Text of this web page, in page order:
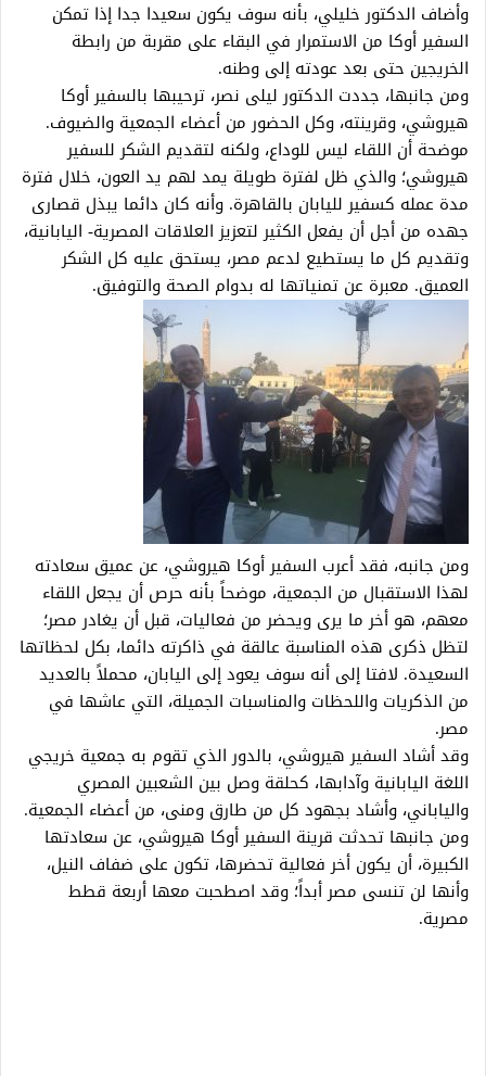
وأضاف الدكتور خليلي، بأنه سوف يكون سعيدا جدا إذا تمكن
السفير أوكا من الاستمرار في البقاء على مقربة من رابطة
الخريجين حتى بعد عودته إلى وطنه.
ومن جانبها، جددت الدكتور ليلى نصر، ترحيبها بالسفير أوكا
هيروشي، وقرينته، وكل الحضور من أعضاء الجمعية والضيوف.
موضحة أن اللقاء ليس للوداع، ولكنه لتقديم الشكر للسفير
هيروشي؛ والذي ظل لفترة طويلة يمد لهم يد العون، خلال فترة
مدة عمله كسفير لليابان بالقاهرة. وأنه كان دائما يبذل قصارى
جهده من أجل أن يفعل الكثير لتعزيز العلاقات المصرية- اليابانية،
وتقديم كل ما يستطيع لدعم مصر، يستحق عليه كل الشكر
العميق. معبرة عن تمنياتها له بدوام الصحة والتوفيق.
ومن جانبه، فقد أعرب السفير أوكا هيروشي، عن عميق سعادته
لهذا الاستقبال من الجمعية، موضحاً بأنه حرص أن يجعل اللقاء
معهم، هو أخر ما يرى ويحضر من فعاليات، قبل أن يغادر مصر؛
لتظل ذكرى هذه المناسبة عالقة في ذاكرته دائما، بكل لحظاتها
السعيدة. لافتا إلى أنه سوف يعود إلى اليابان، محملاً بالعديد
من الذكريات واللحظات والمناسبات الجميلة، التي عاشها في
مصر.
وقد أشاد السفير هيروشي، بالدور الذي تقوم به جمعية خريجي
اللغة اليابانية وآدابها، كحلقة وصل بين الشعبين المصري
والياباني، وأشاد بجهود كل من طارق ومنى، من أعضاء الجمعية.
ومن جانبها تحدثت قرينة السفير أوكا هيروشي، عن سعادتها
الكبيرة، أن يكون أخر فعالية تحضرها، تكون على ضفاف النيل،
وأنها لن تنسى مصر أبداً؛ وقد اصطحبت معها أربعة قطط
مصرية.